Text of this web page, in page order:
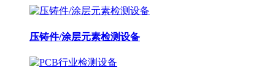
压铸件/涂层元素检测设备